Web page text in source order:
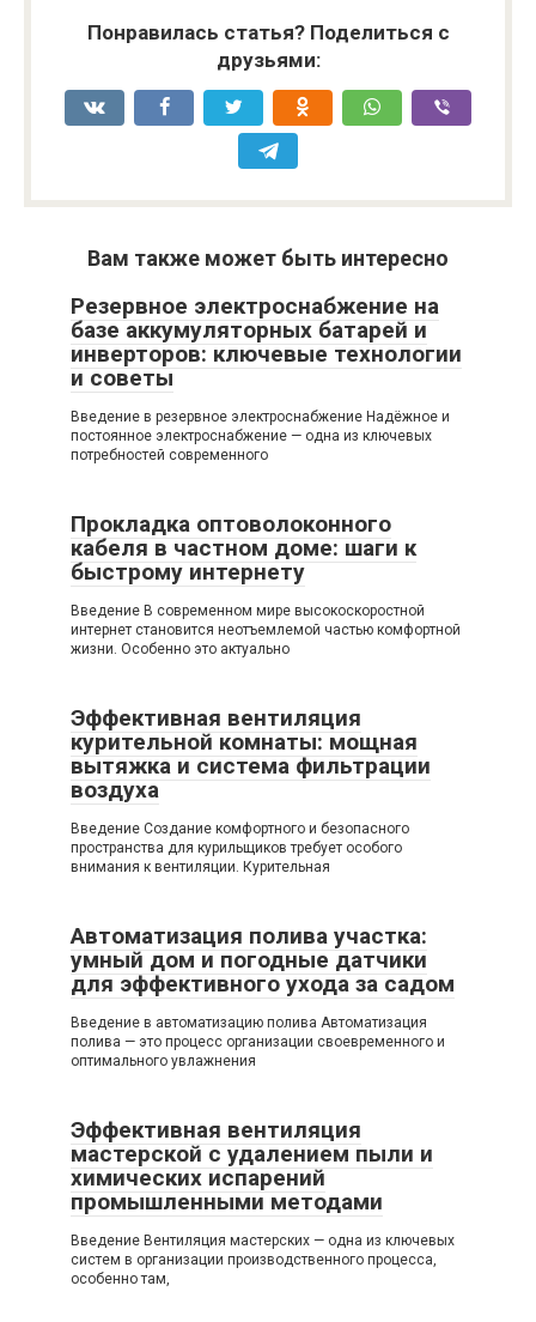
Понравилась статья? Поделиться с
друзьями:
Вам также может быть интересно
Резервное электроснабжение на
базе аккумуляторных батарей и
инверторов: ключевые технологии
и советы
Введение в резервное электроснабжение Надёжное и
постоянное электроснабжение — одна из ключевых
потребностей современного
Прокладка оптоволоконного
кабеля в частном доме: шаги к
быстрому интернету
Введение В современном мире высокоскоростной
интернет становится неотъемлемой частью комфортной
жизни. Особенно это актуально
Эффективная вентиляция
курительной комнаты: мощная
вытяжка и система фильтрации
воздуха
Введение Создание комфортного и безопасного
пространства для курильщиков требует особого
внимания к вентиляции. Курительная
Автоматизация полива участка:
умный дом и погодные датчики
для эффективного ухода за садом
Введение в автоматизацию полива Автоматизация
полива — это процесс организации своевременного и
оптимального увлажнения
Эффективная вентиляция
мастерской с удалением пыли и
химических испарений
промышленными методами
Введение Вентиляция мастерских — одна из ключевых
систем в организации производственного процесса,
особенно там,